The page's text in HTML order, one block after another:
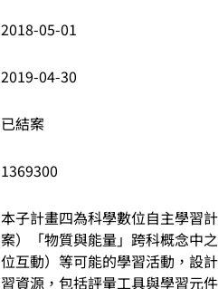
2018-05-01
2019-04-30
已結案
1369300
本子計畫四為科學數位自主學習
案）「物質與能量」跨科概念中
位互動）等可能的學習活動，設
習資源，包括評量工具與學習元